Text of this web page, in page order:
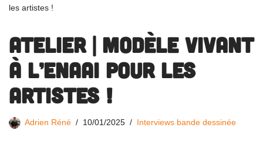
les artistes !
ATELIER | Modèle vivant
à l’ENAAI pour les
artistes !
Adrien Réné 10/01/2025 Interviews bande dessinée